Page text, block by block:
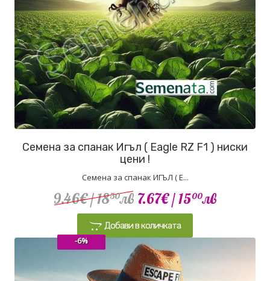
Семена за спанак Игъл ( Eagle RZ F1 ) ниски
цени !
Семена за спанак ИГЪЛ ( E...
9.46€/ 1850лв 7.67€/ 1500лв
Добави в количката
-6%